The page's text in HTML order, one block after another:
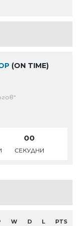
(ON TIME)
00
СЕКУДНИ
W D L PTS